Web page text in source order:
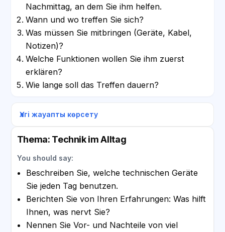
Nachmittag, an dem Sie ihm helfen.
Wann und wo treffen Sie sich?
Was müssen Sie mitbringen (Geräte, Kabel,
Notizen)?
Welche Funktionen wollen Sie ihm zuerst
erklären?
Wie lange soll das Treffen dauern?
Үлгі жауапты көрсету
Thema: Technik im Alltag
You should say:
Beschreiben Sie, welche technischen Geräte
Sie jeden Tag benutzen.
Berichten Sie von Ihren Erfahrungen: Was hilft
Ihnen, was nervt Sie?
Nennen Sie Vor- und Nachteile von viel